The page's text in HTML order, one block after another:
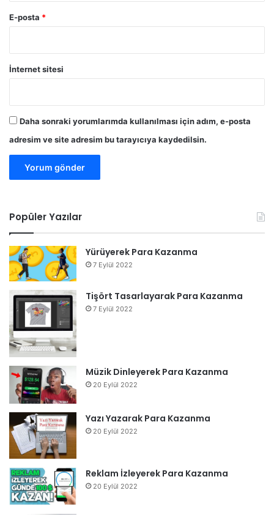
E-posta *
İnternet sitesi
Daha sonraki yorumlarımda kullanılması için adım, e-posta
adresim ve site adresim bu tarayıcıya kaydedilsin.
Popüler Yazılar
Yürüyerek Para Kazanma
7 Eylül 2022
Tişört Tasarlayarak Para Kazanma
7 Eylül 2022
Müzik Dinleyerek Para Kazanma
20 Eylül 2022
Yazı Yazarak Para Kazanma
20 Eylül 2022
Reklam İzleyerek Para Kazanma
20 Eylül 2022